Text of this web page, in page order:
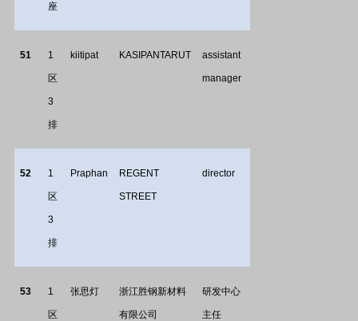
座
51 1
区
3
排
kiitipat KASIPANTARUT assistant
manager
52 1
区
3
排
Praphan REGENT
STREET
director
53 1
区
张思灯 浙江胜钢新材料
有限公司
研发中心
主任